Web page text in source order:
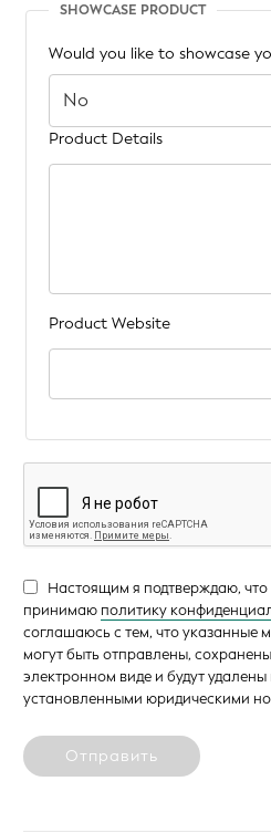
SHOWCASE PRODUCT
Would you like to showcase
Product Details
Product Website
Настоящим я подтверждаю,
принимаю политику
соглашаюсь с тем, что указанные
могут быть отправлены,
электронном виде и будут удалены
установленными юридическими
Отправить